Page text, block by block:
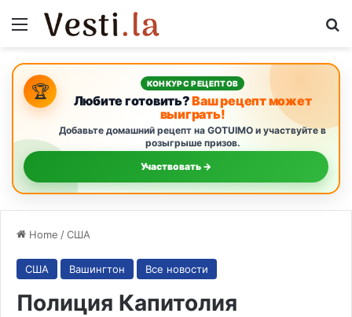
Menu
🏆 КОНКУРС РЕЦЕПТОВ
Любите готовить?Ваш рецепт может
выиграть!
Добавьте домашний рецепт на GOTUIMO и участвуйте в
розыгрыше призов.
Участвовать →
Home /США
США Вашингтон Все новости
Полиция Капитолия